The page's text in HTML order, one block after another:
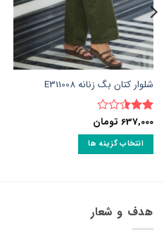
شلوار کتان بگ زنانه E311008
نمره
2.5از
637,000 تومان
انتخاب گزینه ها
انواع
مختلفی
هدف و شعار